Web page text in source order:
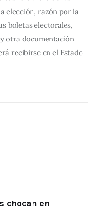
elección, razón por la
boletas electorales,
otra documentación
recibirse en el Estado
chocan en